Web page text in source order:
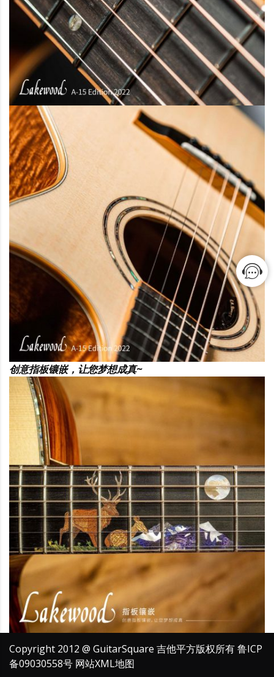
创意指板镶嵌，让您梦想成真~
Copyright 2012 @ GuitarSquare 吉他平方版权所有鲁ICP
备09030558号 网站XML地图